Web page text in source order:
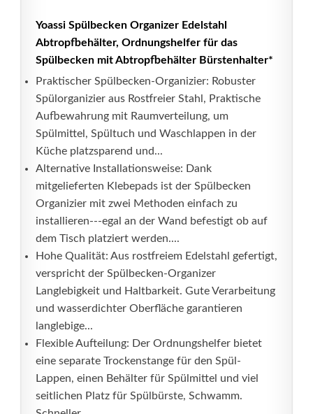
Yoassi Spülbecken Organizer Edelstahl
Abtropfbehälter, Ordnungshelfer für das
Spülbecken mit Abtropfbehälter Bürstenhalter*
Praktischer Spülbecken-Organizier: Robuster
Spülorganizier aus Rostfreier Stahl, Praktische
Aufbewahrung mit Raumverteilung, um
Spülmittel, Spültuch und Waschlappen in der
Küche platzsparend und...
Alternative Installationsweise: Dank
mitgelieferten Klebepads ist der Spülbecken
Organizier mit zwei Methoden einfach zu
installieren---egal an der Wand befestigt ob auf
dem Tisch platziert werden....
Hohe Qualität: Aus rostfreiem Edelstahl gefertigt,
verspricht der Spülbecken-Organizer
Langlebigkeit und Haltbarkeit. Gute Verarbeitung
und wasserdichter Oberfläche garantieren
langlebige...
Flexible Aufteilung: Der Ordnungshelfer bietet
eine separate Trockenstange für den Spül-
Lappen, einen Behälter für Spülmittel und viel
seitlichen Platz für Spülbürste, Schwamm.